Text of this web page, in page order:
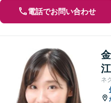
電話でお問い合わせ
江
ネ